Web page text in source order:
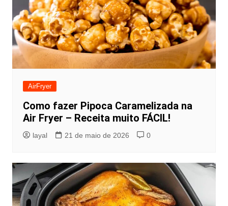
AirFryer
Como fazer Pipoca Caramelizada na
Air Fryer – Receita muito FÁCIL!
layal 21 de maio de 2026 0